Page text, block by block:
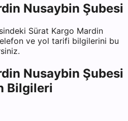
Nusaybin Şubesi
Sürat Kargo Mardin
ve yol tarifi bilgilerini bu
Nusaybin Şubesi
Bilgileri